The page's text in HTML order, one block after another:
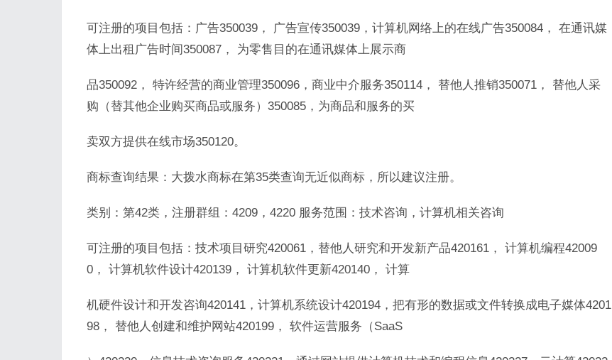
可注册的项目包括：广告350039， 广告宣传350039，计算机网络上的在线广告350084， 在通讯媒
体上出租广告时间350087， 为零售目的在通讯媒体上展示商
品350092， 特许经营的商业管理350096，商业中介服务350114， 替他人推销350071， 替他人采
购（替其他企业购买商品或服务）350085，为商品和服务的买
卖双方提供在线市场350120。
商标查询结果：大拨水商标在第35类查询无近似商标，所以建议注册。
类别：第42类，注册群组：4209，4220 服务范围：技术咨询，计算机相关咨询
可注册的项目包括：技术项目研究420061，替他人研究和开发新产品420161， 计算机编程42009
0， 计算机软件设计420139， 计算机软件更新420140， 计算
机硬件设计和开发咨询420141，计算机系统设计420194，把有形的数据或文件转换成电子媒体4201
98， 替他人创建和维护网站420199， 软件运营服务（SaaS